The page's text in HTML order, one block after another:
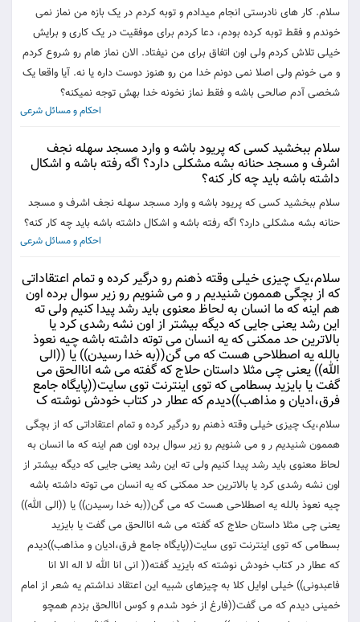
سلام. کار های نادرستی انجام میدادم و توبه کردم در یک بازه من نماز نمی
خوندم و فقط توبه کرده بودم، دعا کردم برای موفقیت در یک کاری و برایش
خیلی تلاش کردم ولی اون اتفاق برای من نیفتاد. الان نماز هام رو شروع کردم
و می خونم ولی اصلا نمی دونم خدا من رو هنوز دوست داره یا نه. آیا واقعا یک
شخصی آدم صالحی باشه و فقط نماز نخونه خدا بهش توجه نمیکنه؟
احکام و مسائل شرعی
سلام ببخشید کسی که پریود باشه و وارد مسجد سهله نجف
اشرف و مسجد حنانه بشه مشکلی دارد؟ اگه رفته باشه و اشکال
داشته باشه باید چه کار کنه؟
سلام ببخشید کسی که پریود باشه و وارد مسجد سهله نجف اشرف و مسجد
حنانه بشه مشکلی دارد؟ اگه رفته باشه و اشکال داشته باشه باید چه کار کنه؟
احکام و مسائل شرعی
سلام،یک چیزی خیلی وقته ذهنم رو درگیر کرده و تمام اعتقاداتی
که از بچگی هممون شنیدیم ر و می شنویم رو زیر سوال برده اون
هم اینه که ما انسان به لحاظ معنوی باید رشد پیدا کنیم ولی ته
این رشد یعنی جایی که دیگه بیشتر از اون نشه رشدی کرد یا
بالاترین حد ممکنی که یه انسان می توته داشته باشه چیه نعوذ
بالله یه اصطلاحی هست که می گن((به خدا رسیدن)) یا ((الی
الله)) یعنی چی مثلا داستان حلاج که گفته می شه اناالحق می
گفت یا بایزید بسطامی که توی اینترنت توی سایت((پایگاه جامع
فرق،ادیان و مذاهب))دیدم که عطار در کتاب خودش نوشته ک
سلام،یک چیزی خیلی وقته ذهنم رو درگیر کرده و تمام اعتقاداتی که از بچگی
هممون شنیدیم ر و می شنویم رو زیر سوال برده اون هم اینه که ما انسان به
لحاظ معنوی باید رشد پیدا کنیم ولی ته این رشد یعنی جایی که دیگه بیشتر از
اون نشه رشدی کرد یا بالاترین حد ممکنی که یه انسان می توته داشته باشه
چیه نعوذ بالله یه اصطلاحی هست که می گن((به خدا رسیدن)) یا ((الی الله))
یعنی چی مثلا داستان حلاج که گفته می شه اناالحق می گفت یا بایزید
بسطامی که توی اینترنت توی سایت((پایگاه جامع فرق،ادیان و مذاهب))دیدم
که عطار در کتاب خودش نوشته که بایزید گفته(( انی انا الله لا اله الا انا
فاعبدونی)) خیلی اوایل کلا به چیزهای شبیه این اعتقاد نداشتم یه شعر از امام
خمینی دیدم که می گفت((فارغ از خود شدم و کوس اناالحق بزدم همچو